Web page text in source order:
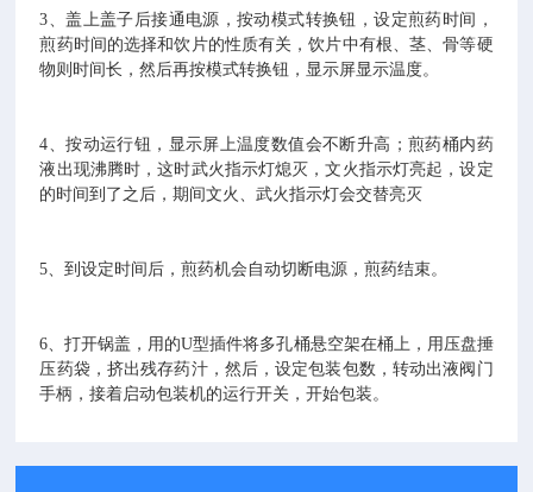
3、盖上盖子后接通电源，按动模式转换钮，设定煎药时间，
煎药时间的选择和饮片的性质有关，饮片中有根、茎、骨等硬
物则时间长，然后再按模式转换钮，显示屏显示温度。
4、按动运行钮，显示屏上温度数值会不断升高；煎药桶内药
液出现沸腾时，这时武火指示灯熄灭，文火指示灯亮起，设定
的时间到了之后，期间文火、武火指示灯会交替亮灭
5、到设定时间后，煎药机会自动切断电源，煎药结束。
6、打开锅盖，用的U型插件将多孔桶悬空架在桶上，用压盘捶
压药袋，挤出残存药汁，然后，设定包装包数，转动出液阀门
手柄，接着启动包装机的运行开关，开始包装。